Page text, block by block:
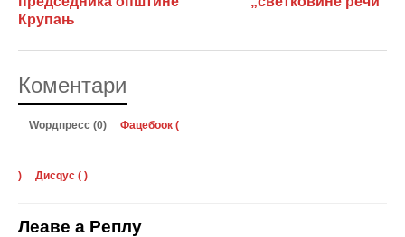
Крупањ
Коментари
Wордпресс (0) Фацебоок (
) Дисqус ( )
Леаве а Реплy